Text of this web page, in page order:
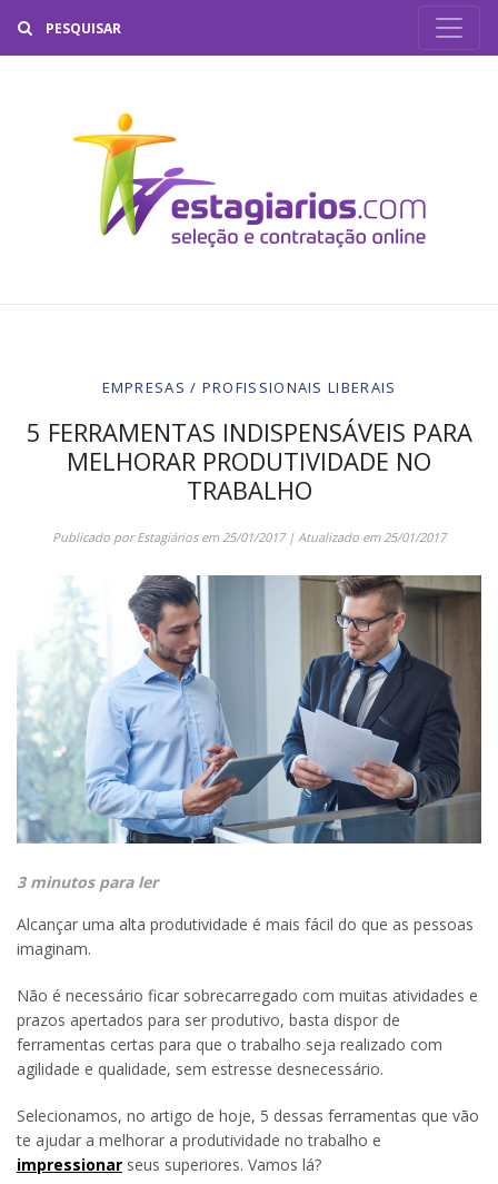
EMPRESAS / PROFISSIONAIS LIBERAIS
5 FERRAMENTAS INDISPENSÁVEIS PARA
MELHORAR PRODUTIVIDADE NO
TRABALHO
Publicado porEstagiáriosem25/01/2017| Atualizado em25/01/2017
3 minutos para ler
Alcançar uma alta produtividade é mais fácil do que as pessoas
imaginam.
Não é necessário ficar sobrecarregado com muitas atividades e
prazos apertados para ser produtivo, basta dispor de
ferramentas certas para que o trabalho seja realizado com
agilidade e qualidade, sem estresse desnecessário.
Selecionamos, no artigo de hoje, 5 dessas ferramentas que vão
te ajudar a melhorar a produtividade no trabalho e
impressionar seus superiores. Vamos lá?